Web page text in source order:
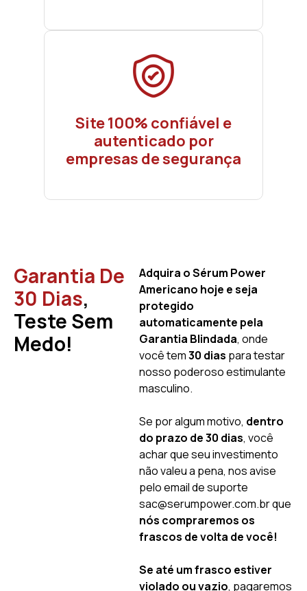
Site 100% confiável e
autenticado por
empresas de segurança
Garantia De
30 Dias,
Teste Sem
Medo!
Adquira o Sérum Power
Americano hoje e seja
protegido
automaticamente pela
Garantia Blindada, onde
você tem30 dias para testar
nosso poderoso estimulante
masculino.
Se por algum motivo, dentro
do prazo de 30 dias, você
achar que seu investimento
não valeu a pena, nos avise
pelo email de suporte
sac@serumpower.com.br que
nós compraremos os
frascos de volta de você!
Se até um frasco estiver
violado ou vazio, pagaremos